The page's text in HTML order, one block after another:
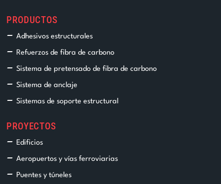
PRODUCTOS
Adhesivos estructurales
Refuerzos de fibra de carbono
Sistema de pretensado de fibra de carbono
Sistema de anclaje
Sistemas de soporte estructural
PROYECTOS
Edificios
Aeropuertos y vías ferroviarias
Puentes y túneles